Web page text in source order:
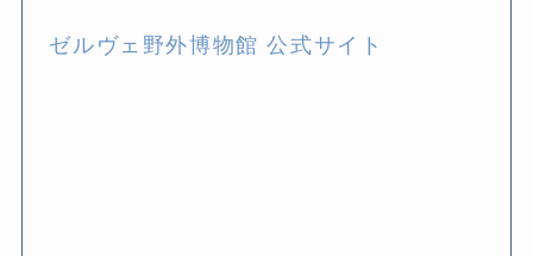
ゼルヴェ野外博物館 公式サイト